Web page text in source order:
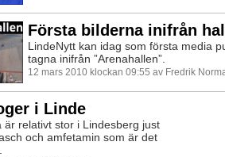
Första bilderna inifrån
LindeNytt kan idag som första media
tagna inifrån ”Arenahallen”.
12 mars 2010 klockan 09:55 av Fredrik
i Linde
är relativt stor i Lindesberg just
och amfetamin som är det